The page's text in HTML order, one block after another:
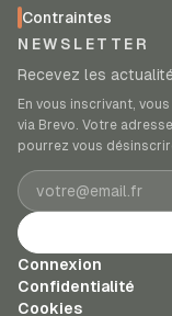
Contraintes
NEWSLETTER
Recevez les
En vous inscrivant,
via Brevo. Votre
pourrez vous
Adresse e-mail
Connexion
Confidentialité
Cookies